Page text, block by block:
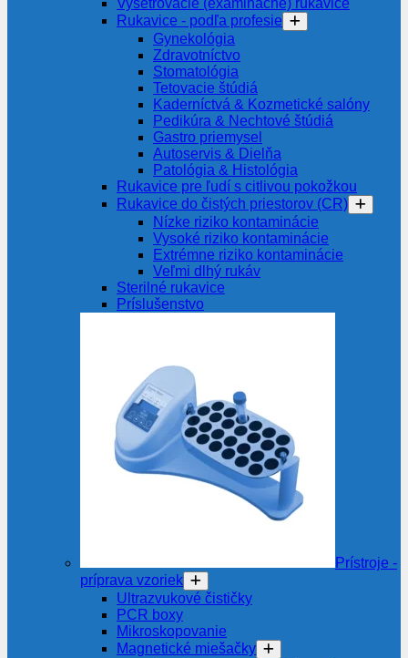
Vyšetrovacie (examinačné) rukavice
Rukavice - podľa profesie
Gynekológia
Zdravotníctvo
Stomatológia
Tetovacie štúdiá
Kaderníctvá & Kozmetické salóny
Pedikúra & Nechtové štúdiá
Gastro priemysel
Autoservis & Dielňa
Patológia & Histológia
Rukavice pre ľudí s citlivou pokožkou
Rukavice do čistých priestorov (CR)
Nízke riziko kontaminácie
Vysoké riziko kontaminácie
Extrémne riziko kontaminácie
Veľmi dlhý rukáv
Sterilné rukavice
Príslušenstvo
Prístroje -
príprava vzoriek
Ultrazvukové čističky
PCR boxy
Mikroskopovanie
Magnetické miešačky